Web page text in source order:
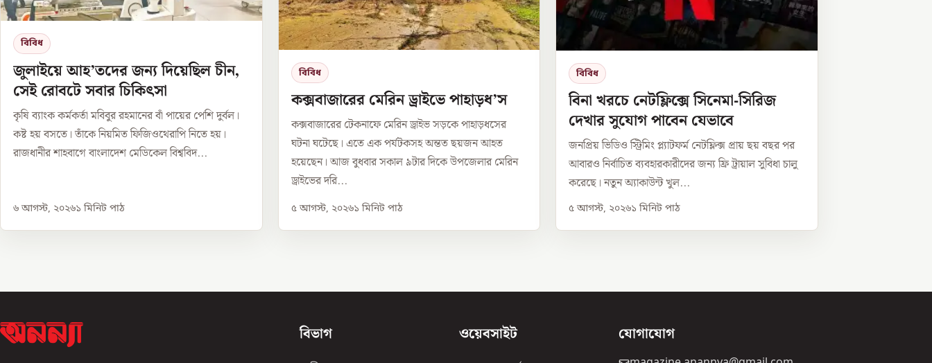
বিবিধ
জুলাইয়ে আহ’তদের জন্য দিয়েছিল চীন,
সেই রোবটে সবার চিকিৎসা
কৃষি ব্যাংক কর্মকর্তা মবিবুর রহমানের বাঁ পায়ের পেশি দুর্বল।
কষ্ট হয় বসতে। তাঁকে নিয়মিত ফিজিওথেরাপি নিতে হয়।
রাজধানীর শাহবাগে বাংলাদেশ মেডিকেল বিশ্ববিদ...
৬ আগস্ট, ২০২৬১ মিনিট পাঠ
বিবিধ
কক্সবাজারের মেরিন ড্রাইভে পাহাড়ধ’স
কক্সবাজারের টেকনাফে মেরিন ড্রাইভ সড়কে পাহাড়ধসের
ঘটনা ঘটেছে। এতে এক পর্যটকসহ অন্তত ছয়জন আহত
হয়েছেন। আজ বুধবার সকাল ৯টার দিকে উপজেলার মেরিন
ড্রাইভের দরি...
৫ আগস্ট, ২০২৬১ মিনিট পাঠ
বিবিধ
বিনা খরচে নেটফ্লিক্সে সিনেমা-সিরিজ
দেখার সুযোগ পাবেন যেভাবে
জনপ্রিয় ভিডিও স্ট্রিমিং প্ল্যাটফর্ম নেটফ্লিক্স প্রায় ছয় বছর পর
আবারও নির্বাচিত ব্যবহারকারীদের জন্য ফ্রি ট্রায়াল সুবিধা চালু
করেছে। নতুন অ্যাকাউন্ট খুল...
৫ আগস্ট, ২০২৬১ মিনিট পাঠ
বিভাগ ওয়েবসাইট যোগাযোগ